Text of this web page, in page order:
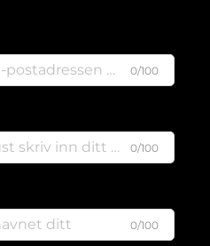
0/100
0/100
0/100